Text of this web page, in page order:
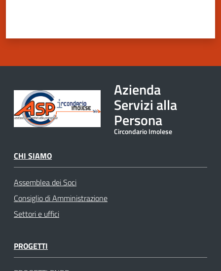
Azienda
Servizi alla
Persona
Circondario Imolese
CHI SIAMO
Assemblea dei Soci
Consiglio di Amministrazione
Settori e uffici
PROGETTI